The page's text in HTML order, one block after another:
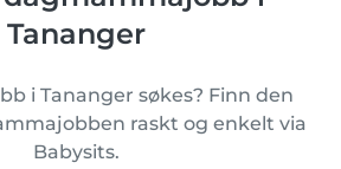
Tananger
i Tananger søkes? Finn den
raskt og enkelt via
Babysits.